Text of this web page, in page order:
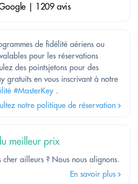
| 1209 avis
de fidélité aériens ou
pour les réservations
des pointsjetons pour des
gratuits en vous inscrivant à notre
#MasterKey .
notre politique de réservation
meilleur prix
cher ailleurs ? Nous nous alignons.
En savoir plus